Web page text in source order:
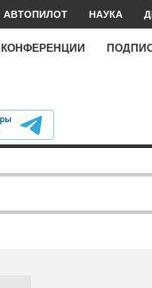
АВТОПИЛОТ НАУКА
КОНФЕРЕНЦИИ